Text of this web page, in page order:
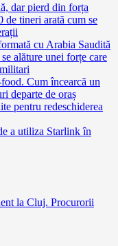
dar pierd din forța
de tineri arată cum se
cu Arabia Saudită
alăture unei forțe care
Cum încearcă un
departe de oraș
pentru redeschiderea
a utiliza Starlink în
la Cluj. Procurorii